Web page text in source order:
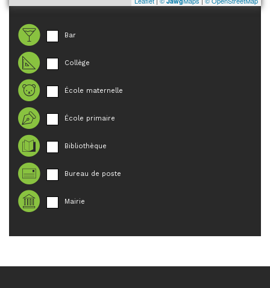
Bar
Collège
École maternelle
École primaire
Bibliothèque
Bureau de poste
Mairie